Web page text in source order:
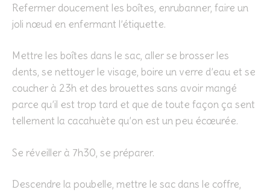
Refermer doucement les boîtes, enrubanner, faire un
joli nœud en enfermant l’étiquette.
Mettre les boîtes dans le sac, aller se brosser les
dents, se nettoyer le visage, boire un verre d’eau et se
coucher à 23h et des brouettes sans avoir mangé
parce qu’il est trop tard et que de toute façon ça sent
tellement la cacahuète qu’on est un peu écœurée.
Se réveiller à 7h30, se préparer.
Descendre la poubelle, mettre le sac dans le coffre,